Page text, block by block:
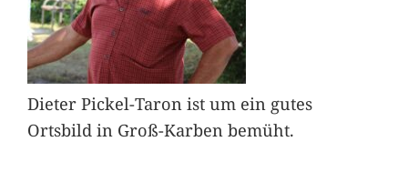
Dieter Pickel-Taron ist um ein gutes
Ortsbild in Groß-Karben bemüht.